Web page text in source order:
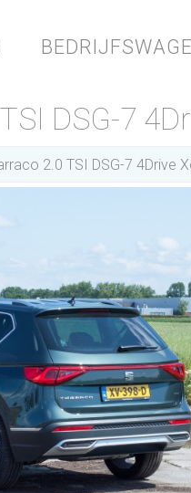
DSG-7
2.0 TSI DSG-7 4Drive